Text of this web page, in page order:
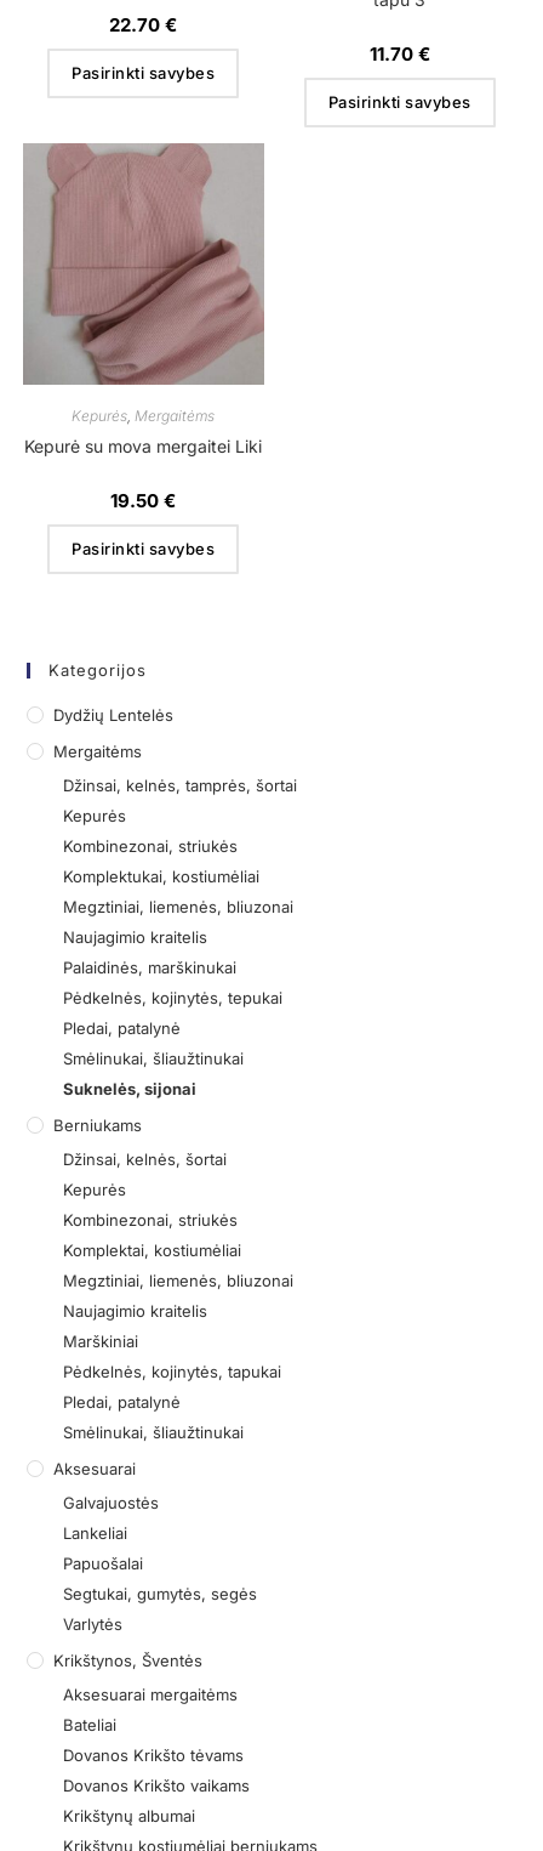
22.70€
Pasirinkti savybes
11.70 €
Pasirinkti savybes
Kepurės,Mergaitėms
Kepurė su mova mergaitei Liki
19.50€
Pasirinkti savybes
Kategorijos
Dydžių Lentelės
Mergaitėms
Džinsai, kelnės, tamprės, šortai
Kepurės
Kombinezonai, striukės
Komplektukai, kostiumėliai
Megztiniai, liemenės, bliuzonai
Naujagimio kraitelis
Palaidinės, marškinukai
Pėdkelnės, kojinytės, tepukai
Pledai, patalynė
Smėlinukai, šliaužtinukai
Suknelės, sijonai
Berniukams
Džinsai, kelnės, šortai
Kepurės
Kombinezonai, striukės
Komplektai, kostiumėliai
Megztiniai, liemenės, bliuzonai
Naujagimio kraitelis
Marškiniai
Pėdkelnės, kojinytės, tapukai
Pledai, patalynė
Smėlinukai, šliaužtinukai
Aksesuarai
Galvajuostės
Lankeliai
Papuošalai
Segtukai, gumytės, segės
Varlytės
Krikštynos, Šventės
Aksesuarai mergaitėms
Bateliai
Dovanos Krikšto tėvams
Dovanos Krikšto vaikams
Krikštynų albumai
Krikštynų kostiumėliai berniukams